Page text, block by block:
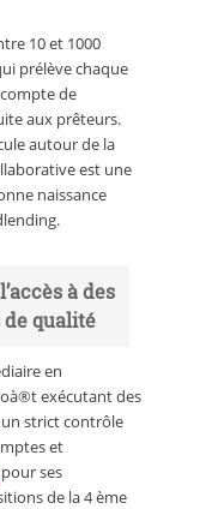
10 et 1000
prélève chaque
de
aux prêteurs.
autour de la
est une
naissance
à des
de qualité
en
exécutant des
strict contrôle
et
ses
de la 4 ème